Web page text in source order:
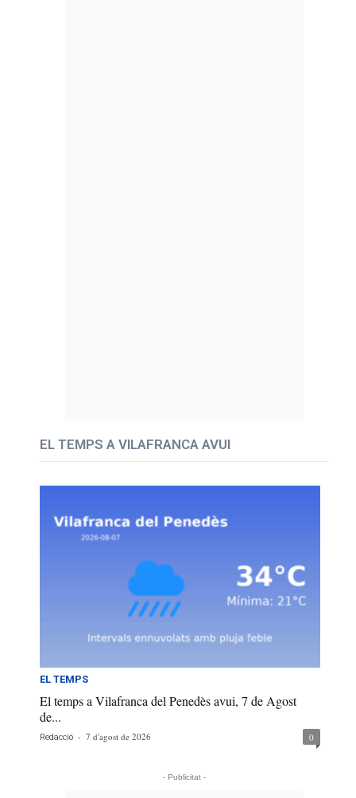
EL TEMPS A VILAFRANCA AVUI
EL TEMPS
El temps a Vilafranca del Penedès avui, 7 de Agost
de...
Redacció - 7 d'agost de 2026 0
- Publicitat -